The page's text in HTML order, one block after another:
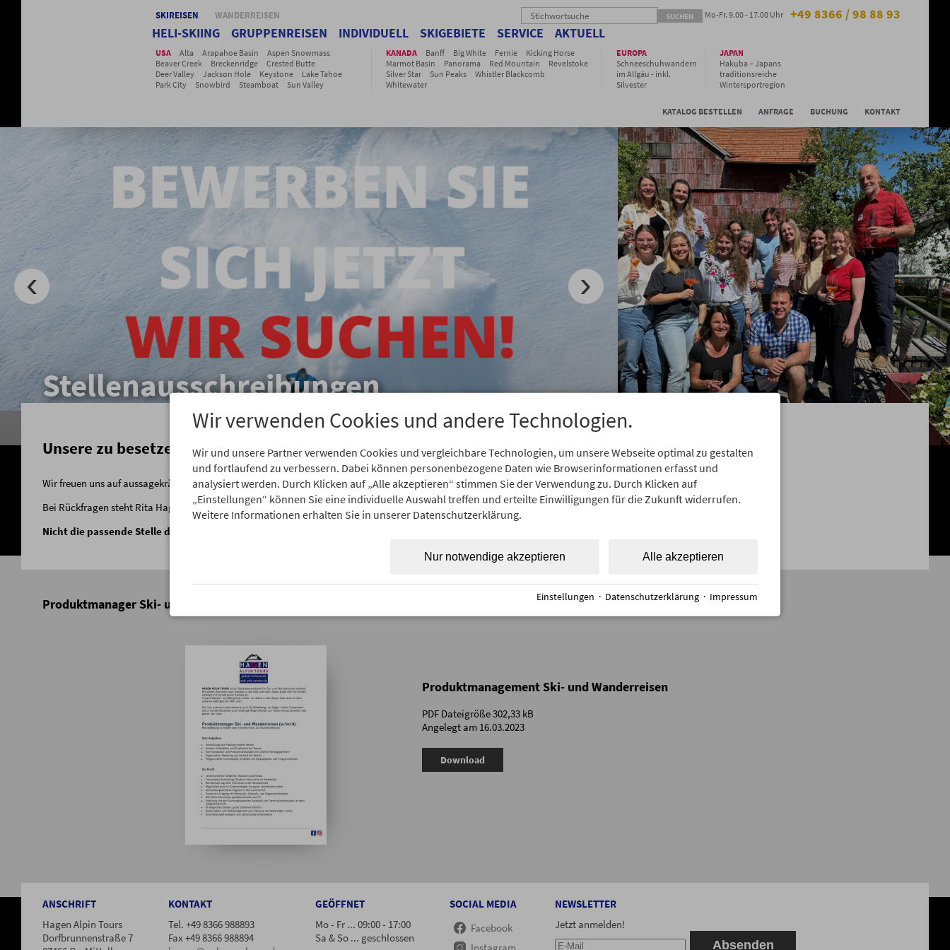
SKIREISEN WANDERREISEN
HELI-SKIING GRUPPENREISEN INDIVIDUELL SKIGEBIETE SERVICE AKTUELL
Mo-Fr. 9.00 - 17.00 Uhr +49 8366 / 98 88 93
USA Alta Arapahoe Basin
Aspen Snowmass
Beaver Creek
Breckenridge
Crested Butte
Deer Valley
Jackson Hole Keystone
Lake Tahoe
Park City
Snowbird Steamboat
Sun Valley
KANADA Banff Big White Fernie
Kicking Horse
Marmot Basin
Panorama Red Mountain
Revelstoke
Silver Star
Sun Peaks
Whistler Blackcomb
Whitewater
EUROPA
Schneeschuhwandern
im Allgäu - inkl.
Silvester
JAPAN
Hakuba – Japans
traditionsreiche
Wintersportregion
Niseko - Hilton Hotel
& Kleingruppe
Niseko - Japans
Pulverschnee-
Paradies auf
Hokkaido
KATALOG BESTELLEN ANFRAGE BUCHUNG KONTAKT
Stellenausschreibungen
Unsere zu besetzenden Stellen finden Sie auf dieser Seite.
Wir freuen uns auf aussagekräftige Bewerbungen.
Bei Rückfragen steht Rita Hagen als Ansprechpartner gerne zur Verfügung, 08366 98 88 93 oder hagen@pulver-schnee.de
Nicht die passende Stelle dabei? Initiativbewerbungen willkommen!
Produktmanager Ski- und Wanderreisen
Produktmanagement Ski- und Wanderreisen
PDF Dateigröße 302,33 kB
Angelegt am 16.03.2023
Download
ANSCHRIFT
Hagen Alpin Tours
Dorfbrunnenstraße 7
KONTAKT
Tel. +49 8366 988893
Fax +49 8366 988894
GEÖFFNET
Mo - Fr ... 09:00 - 17:00
Sa & So ... geschlossen
SOCIAL MEDIA
Facebook
NEWSLETTER
Jetzt anmelden!
Absenden
Wir verwenden Cookies und andere Technologien.
Wir und unsere Partner verwenden Cookies und vergleichbare Technologien, um unsere Webseite optimal zu gestalten
und fortlaufend zu verbessern. Dabei können personenbezogene Daten wie Browserinformationen erfasst und
analysiert werden. Durch Klicken auf „Alle akzeptieren“ stimmen Sie der Verwendung zu. Durch Klicken auf
„Einstellungen“ können Sie eine individuelle Auswahl treffen und erteilte Einwilligungen für die Zukunft widerrufen.
Weitere Informationen erhalten Sie in unserer Datenschutzerklärung.
Alle akzeptieren
Nur notwendige akzeptieren
Einstellungen · Datenschutzerklärung · Impressum